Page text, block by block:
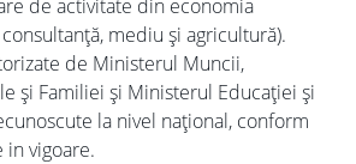
de activitate din economia
mediu și agricultură).
de Ministerul Muncii,
și Familiei și Ministerul Educației și
la nivel național, conform
in vigoare.